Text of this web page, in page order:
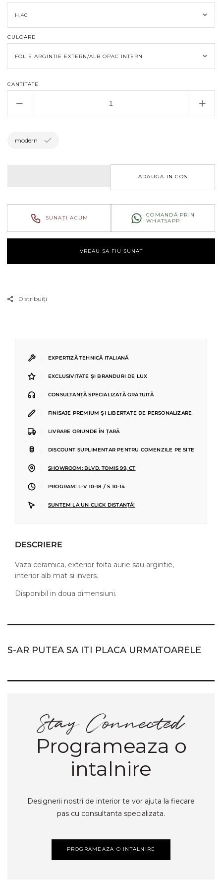
CULOARE
CANTITATE
Reduceți
cantitatea
VAS
modern
ADAUGA IN COS
SUNAȚI ACUM
COMANDĂ PRIN
WHATSAPP
VREAU SA FIU SUNAT
Distribuiți
EXPERTIZĂ TEHNICĂ ITALIANĂ
EXCLUSIVITATE ȘI BRANDURI DE LUX
CONSULTANȚĂ SPECIALIZATĂ GRATUITĂ
FINISAJE PREMIUM ȘI LIBERTATE DE PERSONALIZARE
LIVRARE ORIUNDE ÎN ȚARĂ
DISCOUNT SUPLIMENTAR PENTRU COMENZILE PE SITE
SHOWROOM: BLVD. TOMIS 99, CT
PROGRAM: L-V 10-18 / S 10-14
SUNTEM LA UN CLICK DISTANȚĂ!
DESCRIERE
Vaza ceramica, exterior foita aurie sau argintie,
interior alb mat si invers.
Disponibil in doua dimensiuni.
S-AR PUTEA SA ITI PLACA URMATOARELE
Programeaza o
intalnire
Designerii nostri de interior te vor ajuta la fiecare
pas cu consultanta specializata.
PROGRAMEAZA O INTALNIRE